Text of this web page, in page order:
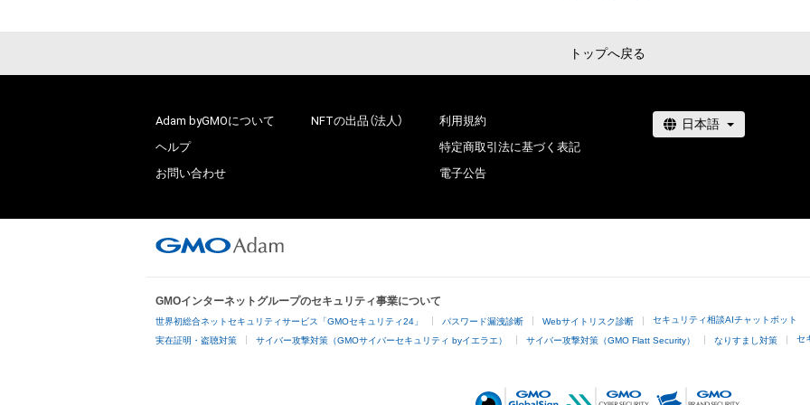
トップへ戻る
Adam byGMOについて
ヘルプ
お問い合わせ
NFTの出品（法人）
利用規約
特定商取引法に基づく表記
電子公告
GMOインターネットグループのセキュリティ事業について
世界初総合ネットセキュリティサービス「GMOセキュリティ24」 パスワード漏洩診断 Webサイトリスク診断 セキュリティ相談AIチャットボット
実在証明・盗聴対策 サイバー攻撃対策（GMOサイバーセキュリティ byイエラエ） サイバー攻撃対策（GMO Flatt Security） なりすまし対策 セ